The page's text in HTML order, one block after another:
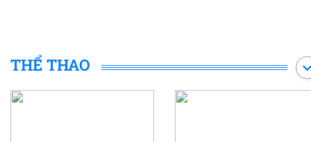
THỂ THAO